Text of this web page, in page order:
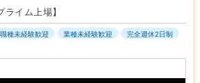
イム上場】
職種未経験歓迎 業種未経験歓迎 完全週休2日制